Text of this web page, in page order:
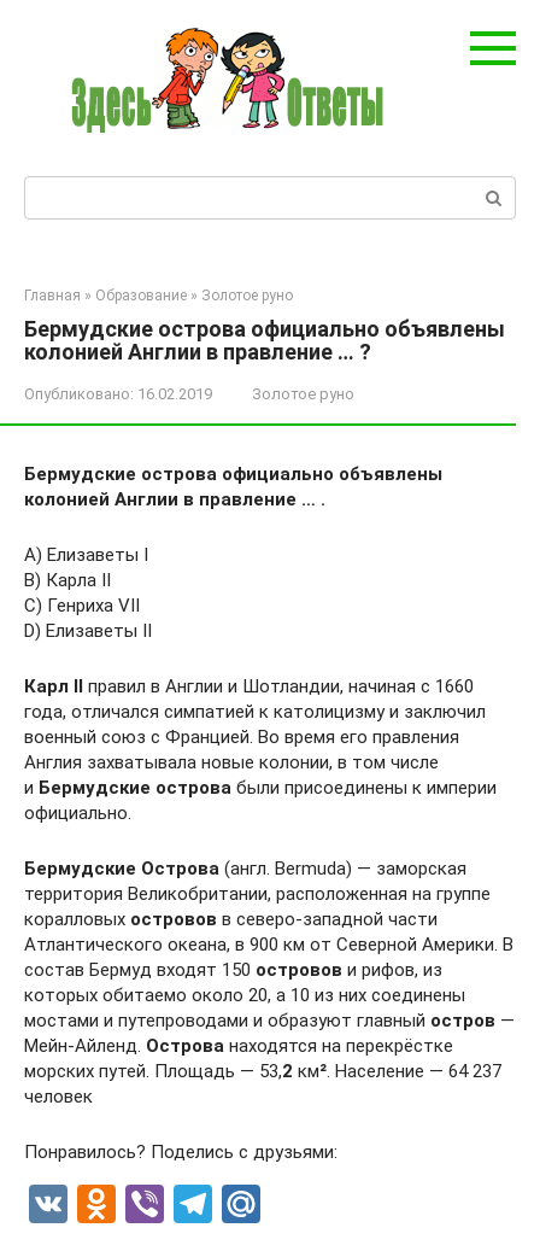
Поиск:
Главная » Образование » Золотое руно
Бермудские острова официально объявлены
колонией Англии в правление … ?
Опубликовано: 16.02.2019 Золотое руно
Бермудские острова официально объявлены
колонией Англии в правление … .
A) Елизаветы I
B) Карла II
C) Генриха VII
D) Елизаветы II
Карл II правил в Англии и Шотландии, начиная с 1660
года, отличался симпатией к католицизму и заключил
военный союз с Францией. Во время его правления
Англия захватывала новые колонии, в том числе
и Бермудские острова были присоединены к империи
официально.
Бермудские Острова (англ. Bermuda) — заморская
территория Великобритании, расположенная на группе
коралловых островов в северо-западной части
Атлантического океана, в 900 км от Северной Америки. В
состав Бермуд входят 150 островов и рифов, из
которых обитаемо около 20, а 10 из них соединены
мостами и путепроводами и образуют главный остров —
Мейн-Айленд. Острова находятся на перекрёстке
морских путей. Площадь — 53,2 км². Население — 64 237
человек
Понравилось? Поделись с друзьями:
V
O
Vi T